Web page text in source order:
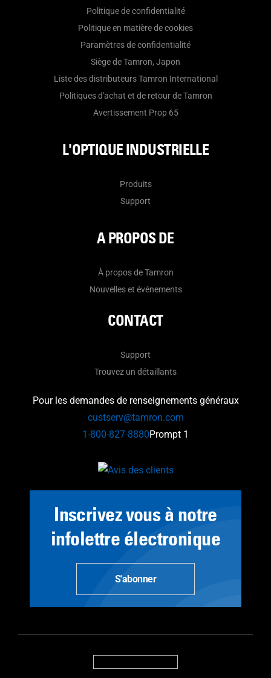
Politique de confidentialité
Politique en matière de cookies
Paramètres de confidentialité
Siège de Tamron, Japon
Liste des distributeurs Tamron International
Politiques d'achat et de retour de Tamron
Avertissement Prop 65
L'OPTIQUE INDUSTRIELLE
Produits
Support
A PROPOS DE
À propos de Tamron
Nouvelles et événements
CONTACT
Support
Trouvez un détaillants
Pour les demandes de renseignements généraux
custserv@tamron.com
1-800-827-8880Prompt 1
Inscrivez vous à notre
infolettre électronique
S'abonner